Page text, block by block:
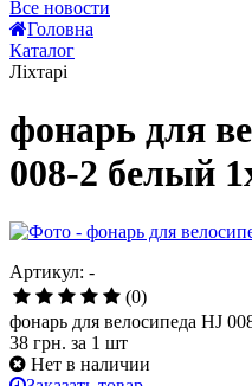
Все новости
Головна
Каталог
Ліхтарі
фонарь для
008-2 белый
Артикул: -
(0)
фонарь для велосипеда HJ
38 грн. за 1 шт
Нет в наличии